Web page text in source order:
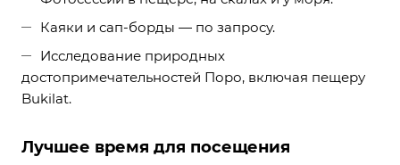
Каяки и сап-борды — по запросу.
Исследование природных
достопримечательностей Поро, включая пещеру
Bukilat.
Лучшее время для посещения